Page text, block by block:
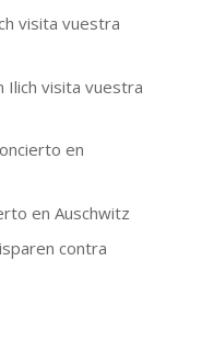
visita vuestra
Ilich visita vuestra
en
en Auschwitz
contra